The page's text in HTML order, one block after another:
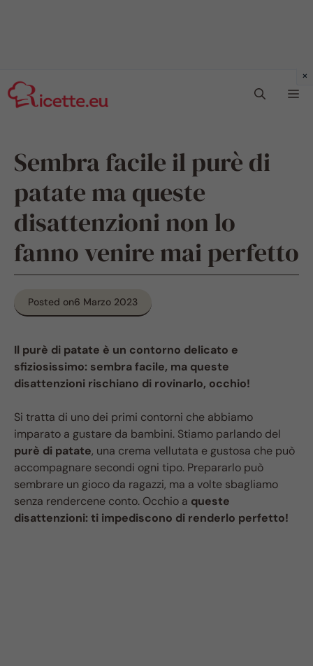
al
contenuto
Sembra facile il purè di
patate ma queste
disattenzioni non lo
fanno venire mai perfetto
Posted on6 Marzo 2023
Il purè di patate è un contorno delicato e
sfiziosissimo: sembra facile, ma queste
disattenzioni rischiano di rovinarlo, occhio!
Si tratta di uno dei primi contorni che abbiamo
imparato a gustare da bambini. Stiamo parlando del
purè di patate, una crema vellutata e gustosa che può
accompagnare secondi ogni tipo. Prepararlo può
sembrare un gioco da ragazzi, ma a volte sbagliamo
senza rendercene conto. Occhio a queste
disattenzioni: ti impediscono di renderlo perfetto!